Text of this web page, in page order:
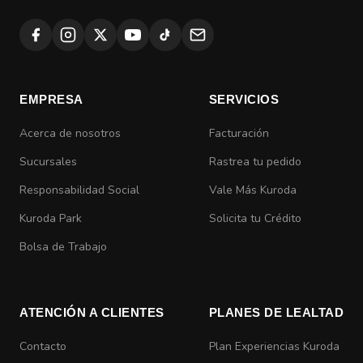
EMPRESA
Acerca de nosotros
Sucursales
Responsabilidad Social
Kuroda Park
Bolsa de Trabajo
SERVICIOS
Facturación
Rastrea tu pedido
Vale Más Kuroda
Solicita tu Crédito
ATENCIÓN A CLIENTES
Contacto
PLANES DE LEALTAD
Plan Experiencias Kuroda